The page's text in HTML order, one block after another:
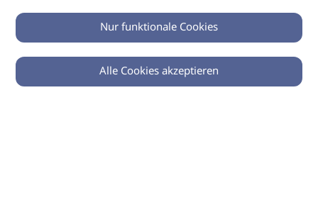
0
Nur funktionale Cookies
Alle Cookies akzeptieren